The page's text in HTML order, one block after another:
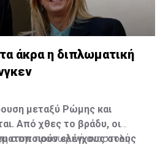
άκρα η διπλωματική
μεταξύ Ρώμης και
Από χθες το βράδυ, οι
ελέγχους στους
στην προσωρινή αναστολή